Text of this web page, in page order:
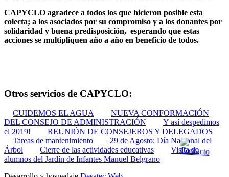
CAPYCLO agradece a todos los que hicieron posible esta
colecta; a los asociados por su compromiso y a los donantes por
solidaridad y buena predisposición, esperando que estas
acciones se multipliquen año a año en beneficio de todos.
Otros servicios de CAPYCLO:
CUIDEMOS EL AGUA
NUEVA CONFORMACIÓN
DEL CONSEJO DE ADMINISTRACIÓN
Y así despedimos
el 2019!
REUNIÓN DE CONSEJEROS Y DELEGADOS
Tareas de mantenimiento
29 de Agosto: Día Nacional del
Árbol
Cierre de las actividades educativas
Visita de
alumnos del Jardín de Infantes Manuel Belgrano